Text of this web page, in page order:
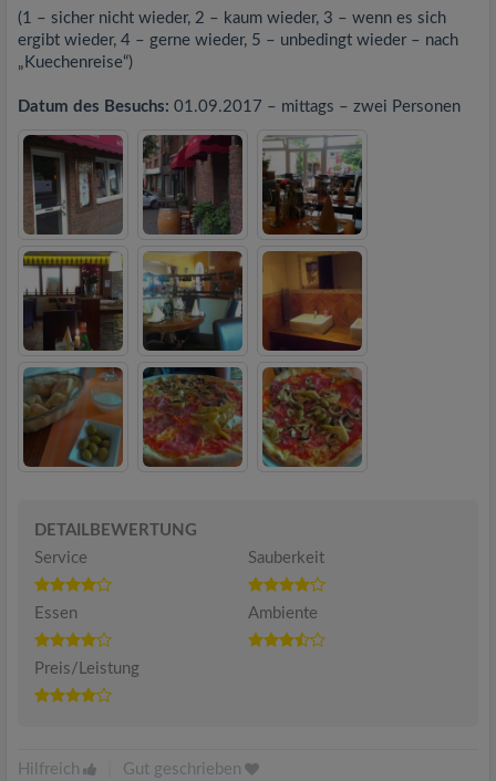
(1 – sicher nicht wieder, 2 – kaum wieder, 3 – wenn es sich
ergibt wieder, 4 – gerne wieder, 5 – unbedingt wieder – nach
„Kuechenreise“)
Datum des Besuchs: 01.09.2017 – mittags – zwei Personen
DETAILBEWERTUNG
Service
Sauberkeit
Essen Ambiente
Preis/Leistung
Hilfreich Gut geschrieben